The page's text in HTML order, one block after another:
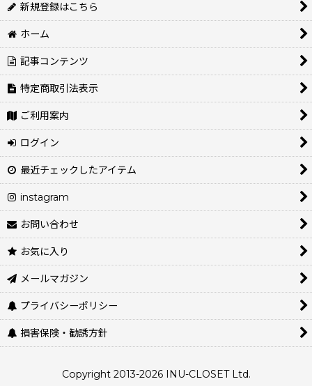
新規登録はこちら
ホーム
記事コンテンツ
特定商取引法表示
ご利用案内
ログイン
最近チェックしたアイテム
instagram
お問い合わせ
お気に入り
メールマガジン
プライバシーポリシー
損害保険・勧誘方針
Copyright 2013-2026 INU-CLOSET Ltd.